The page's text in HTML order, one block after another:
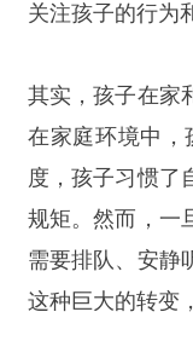
关注孩子的行为
其实，孩子在家
在家庭环境中，
度，孩子习惯了
规矩。然而，一
需要排队、安静
这种巨大的转变